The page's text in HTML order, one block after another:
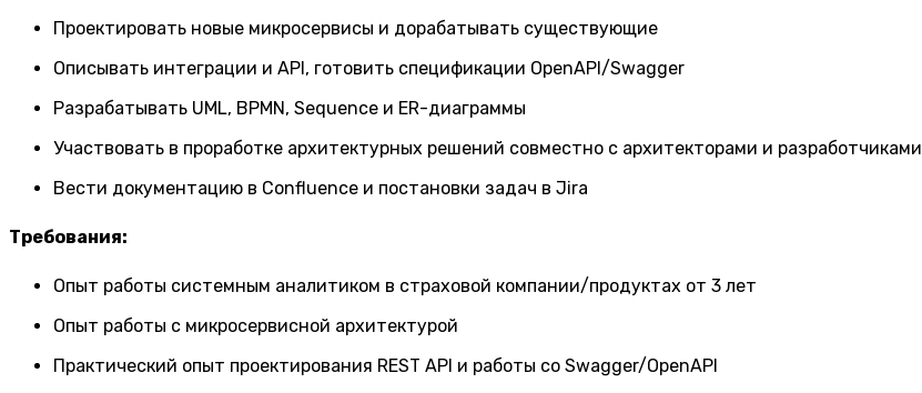
Проектировать новые микросервисы и дорабатывать существующие
Описывать интеграции и API, готовить спецификации OpenAPI/Swagger
Разрабатывать UML, BPMN, Sequence и ER-диаграммы
Участвовать в проработке архитектурных решений совместно с архитекторами и разработчиками
Вести документацию в Confluence и постановки задач в Jira
Требования:
Опыт работы системным аналитиком в страховой компании/продуктах от 3 лет
Опыт работы с микросервисной архитектурой
Практический опыт проектирования REST API и работы со Swagger/OpenAPI